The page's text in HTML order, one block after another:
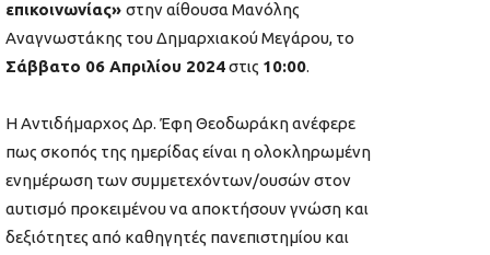
επικοινωνίας» στην αίθουσα Μανόλης
Αναγνωστάκης του Δημαρχιακού Μεγάρου, το
Σάββατο 06 Απριλίου 2024στις 10:00.
Η Αντιδήμαρχος Δρ. Έφη Θεοδωράκη ανέφερε
πως σκοπός της ημερίδας είναι η ολοκληρωμένη
ενημέρωση των συμμετεχόντων/ουσών στον
αυτισμό προκειμένου να αποκτήσουν γνώση και
δεξιότητες από καθηγητές πανεπιστημίου και